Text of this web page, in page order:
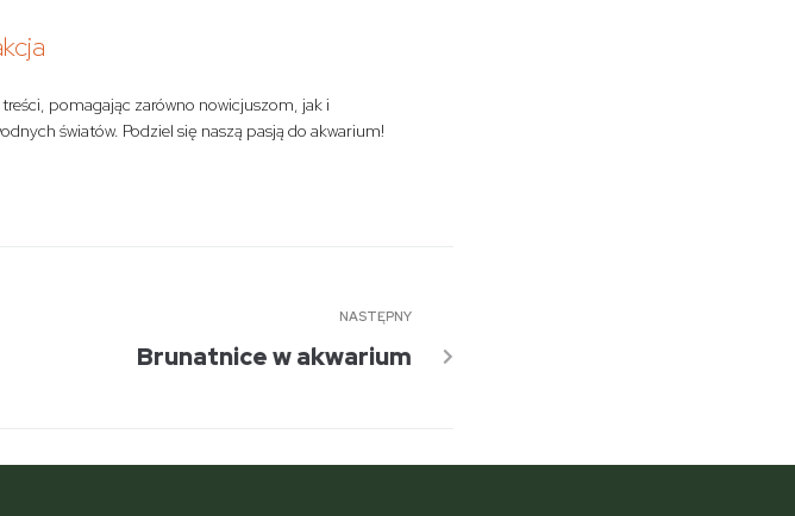
pomagając zarówno nowicjuszom, jak i
światów. Podziel się naszą pasją do akwarium!
NASTĘPNY
Brunatnice w akwarium